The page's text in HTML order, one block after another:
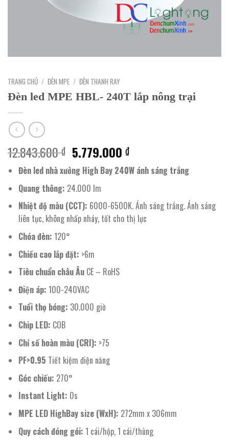
TRANG CHỦ / ĐÈN MPE / ĐÈN THANH RAY
Đèn led MPE HBL- 240T lắp nông trại
12.843.600₫ Giá
gốc
là:
12.843.600 ₫.
5.779.000₫Giá
hiện
tại
5.779.000 ₫.
Đèn led nhà xưởng High Bay 240W ánh sáng trắng
Quang thông: 24.000 lm
Nhiệt độ màu (CCT): 6000-6500K. Ánh sáng trắng. Ánh sáng
liên tục, không nhấp nháy, tốt cho thị lực
Chóa đèn: 120°
Chiều cao lắp đặt: >6m
Tiêu chuẩn châu ÂuCE – RoHS
Điện áp: 100-240VAC
Tuổi thọ bóng: 30.000 giờ
Chip LED: COB
Chỉ số hoàn màu (CRI): >75
PF>0.95 Tiết kiệm điện năng
Góc chiếu: 270°
Instant Light: 0s
MPE LED HighBay size (WxH): 272mm x 306mm
Quy cách đóng gói: 1 cái/hộp, 1 cái/thùng